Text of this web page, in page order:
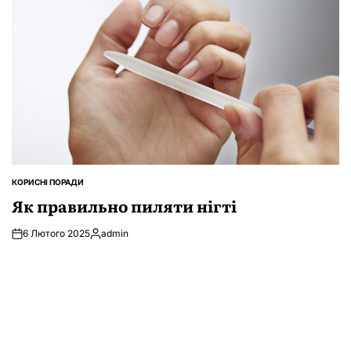
ОПУБЛІКУВАТИ
КОРИСНІ ПОРАДИ
Як правильно пиляти нігті
6 Лютого 2025Опубліковано
admin